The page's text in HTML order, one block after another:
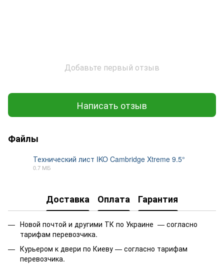
Добавьте первый отзыв
Написать отзыв
Файлы
Технический лист IKO Cambridge Xtreme 9.5°
0.7 МБ
Доставка Оплата Гарантия
Новой почтой и другими ТК по Украине — согласно
тарифам перевозчика.
Курьером к двери по Киеву — согласно тарифам
перевозчика.